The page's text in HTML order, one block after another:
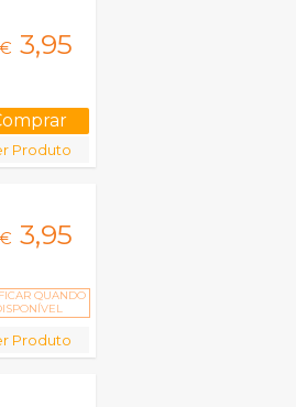
€ 3,95
Produto
€ 3,95
QUANDO
Produto